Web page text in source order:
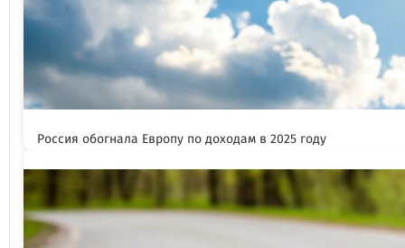
Россия обогнала Европу по доходам в 2025 году